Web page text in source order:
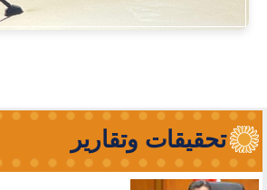
تحقيقات وتقارير